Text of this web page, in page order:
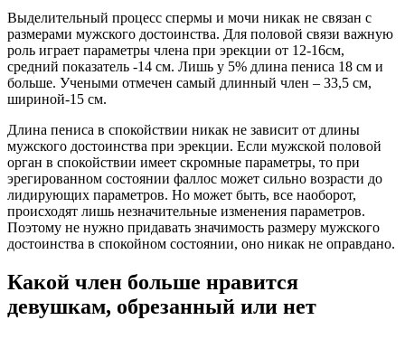
Выделительный процесс спермы и мочи никак не связан с
размерами мужского достоинства. Для половой связи важную
роль играет параметры члена при эрекции от 12-16см,
средний показатель -14 см. Лишь у 5% длина пениса 18 см и
больше. Учеными отмечен самый длинный член – 33,5 см,
шириной-15 см.
Длина пениса в спокойствии никак не зависит от длины
мужского достоинства при эрекции. Если мужской половой
орган в спокойствии имеет скромные параметры, то при
эрегированном состоянии фаллос может сильно возрасти до
лидирующих параметров. Но может быть, все наоборот,
происходят лишь незначительные изменения параметров.
Поэтому не нужно придавать значимость размеру мужского
достоинства в спокойном состоянии, оно никак не оправдано.
Какой член больше нравится
девушкам, обрезанный или нет